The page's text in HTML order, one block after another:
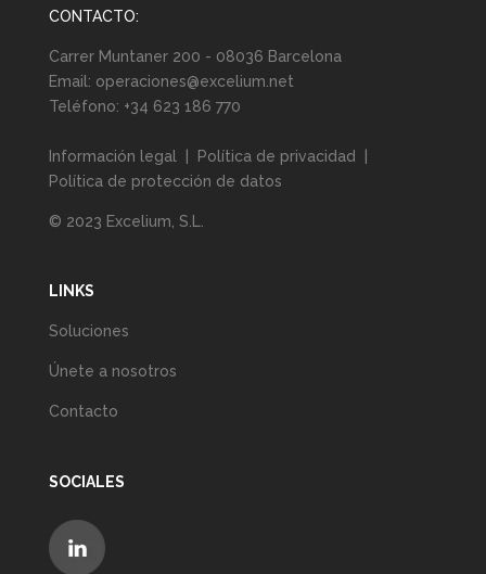
CONTACTO:
Carrer Muntaner 200 - 08036 Barcelona
Email: operaciones@excelium.net
Teléfono: +34 623 186 770
Información legal Política de privacidad
Política de protección de datos
© 2023 Excelium, S.L.
LINKS
Soluciones
Únete a nosotros
Contacto
SOCIALES